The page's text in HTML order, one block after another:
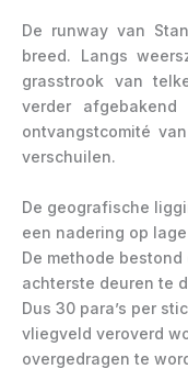
De runway van
breed. Langs
grasstrook van
verder
ontvangstcomité
verschuilen.
De geografische
een nadering op
De methode bestond
achterste deuren te
Dus 30 para’s per
vliegveld veroverd
overgedragen te